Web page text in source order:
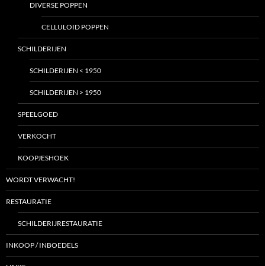
DIVERSE POPPEN
CELLULOID POPPEN
SCHILDERIJEN
SCHILDERIJEN < 1950
SCHILDERIJEN > 1950
SPEELGOED
VERKOCHT
KOOPJESHOEK
WORDT VERWACHT!
RESTAURATIE
SCHILDERIJRESTAURATIE
INKOOP / INBOEDELS